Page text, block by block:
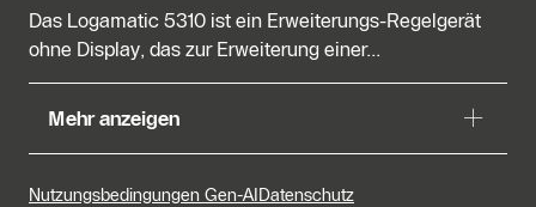
Das Logamatic 5310 ist ein Erweiterungs-Regelgerät
ohne Display, das zur Erweiterung einer...
ohne Display, das zur Erweiterung einer
Heizungsanlage um vier zusätzliche Steckplätze dient.
Es gehört zur Produktkategorie Logamatic 5000 und ist
Mehr anzeigen
Nutzungsbedingungen Gen-AIDatenschutz